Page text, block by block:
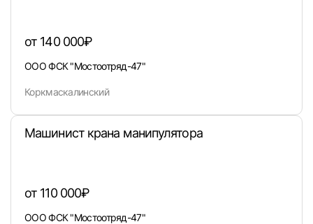
или любым удобным способом
от 140 000₽
ООО ФСК "Мостоотряд-47"
Коркмаскалинский
Машинист крана манипулятора
от 110 000₽
ООО ФСК "Мостоотряд-47"